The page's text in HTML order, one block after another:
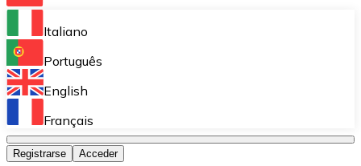
Bitnovo Ramp
Integra nuestra solución en tu plataforma.
Bitnovo Giftcards
Bitnovo OTC
Italiano
Português
English
Français
Registrarse Acceder